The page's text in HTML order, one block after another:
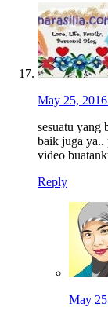
May 25,
sesuatu yang
baik juga ya..
video
Reply
May